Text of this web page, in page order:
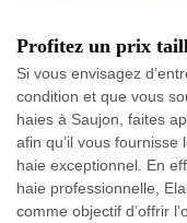
Profitez un prix
Si vous envisagez
condition et que vous
haies à Saujon, faites
afin qu’il vous fournisse
haie exceptionnel. En
haie professionnelle,
comme objectif d’offrir